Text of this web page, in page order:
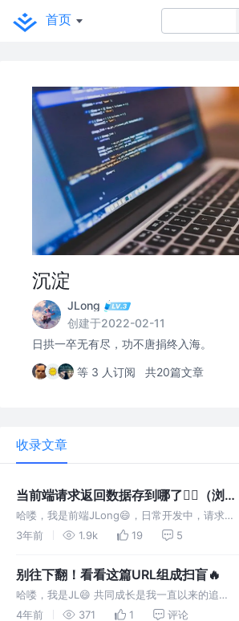
首页
沉淀
JLong
创建于2022-02-11
日拱一卒无有尽，功不唐捐终入海。
等 3 人订阅 共20篇文章
收录文章
当前端请求返回数据存到哪了🤦‍♂️（浏
览器内存）
哈喽，我是前端JLong😄，日常开发中，请求接
口对我们来说是很经常的事情，我们经常把请求
者浏览器，这部分数据存放在哪会比较模糊，这
里总结分享一下
3年前 1.9k 19 5
别往下翻！看看这篇URL组成扫盲🔥
哈喽，我是JL😄 共同成长是我一直以来的追
求！✨ 希望下面分享能让你有所收获💦 背景 作
4年前 371 1 评论